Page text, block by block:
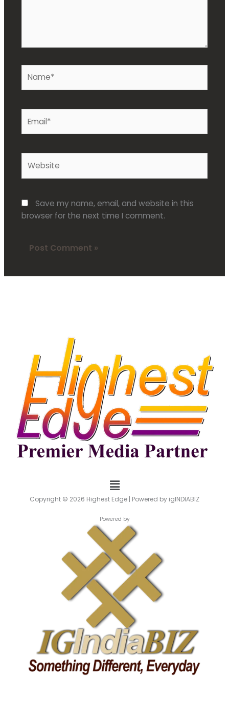
Save my name, email, and website in this
browser for the next time I comment.
Menu
Copyright © 2026 Highest Edge | Powered by igINDIABIZ
Powered by